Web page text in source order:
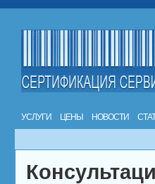
УСЛУГИ ЦЕНЫ НОВОСТИ